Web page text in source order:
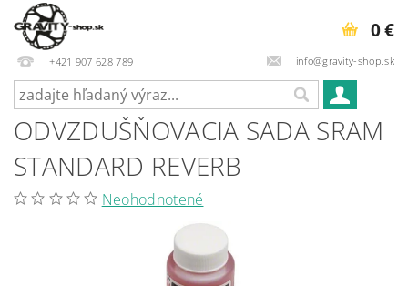
+421 907 628 789 info@gravity-shop.sk
0 €
ODVZDUŠŇOVACIA SADA SRAM
STANDARD REVERB
Neohodnotené